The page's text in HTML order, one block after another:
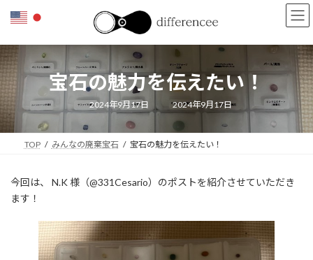
ン
ツ
へ
ス
キ
ッ
プ
ー
シ
ョ
ン
に
移
動
宝石の魅力を伝えたい！
2024年9月17日
最
終
更
新
時
2024年9月17日
TOP みんなの廃棄宝石 宝石の魅力を伝えたい！
今回は、 N.K 様（@331Cesario）のポストを紹介させていただき
ます！